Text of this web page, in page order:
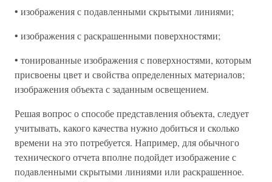
• изображения с подавленными скрытыми линиями;
• изображения с раскрашенными поверхностями;
• тонированные изображения с поверхностями, которым
присвоены цвет и свойства определенных материалов;
изображения объекта с заданным освещением.
Решая вопрос о способе представления объекта, следует
учитывать, какого качества нужно добиться и сколько
времени на это потребуется. Например, для обычного
технического отчета вполне подойдет изображение с
подавленными скрытыми линиями или раскрашенное.